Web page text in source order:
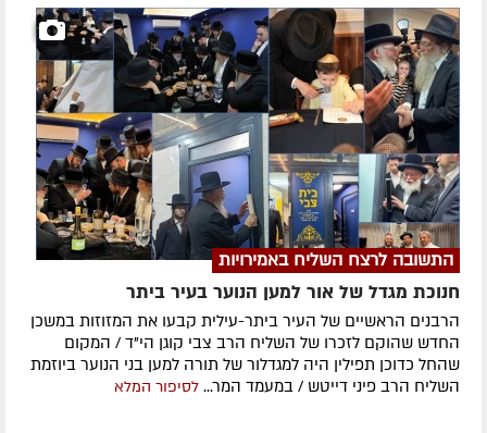
התשובה לרצח השליח באמירויות
חנוכת מגדל של אור למען הנוער בעיר ביתר
הרבנים הראשיים של העיר ביתר-עילית קבעו את המזוזות במשכן
החדש שהוקם לזכרו של השליח הרב צבי קוגן הי"ד / המקום
שהחל כדוכן תפילין היה למגדלור של תורה למען בני הנוער ביוזמת
השליח הרב פיני דייטש / במעמד המר... לסיפור המלא